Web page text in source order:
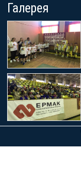
Галерея